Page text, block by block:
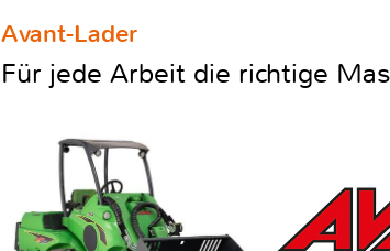
Avant-Lader
Für jede Arbeit die richtige